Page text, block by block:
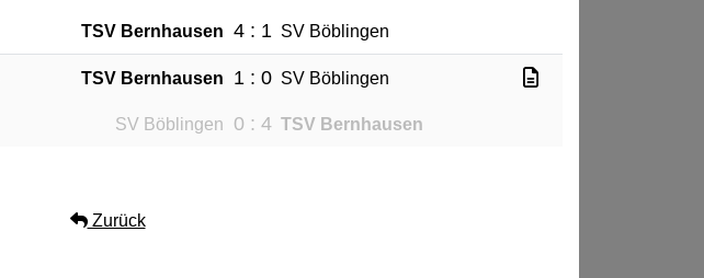
TSV Bernhausen 4 : 1 SV Böblingen
TSV Bernhausen 1 : 0 SV Böblingen
SV Böblingen 0 : 4 TSV Bernhausen
Zurück